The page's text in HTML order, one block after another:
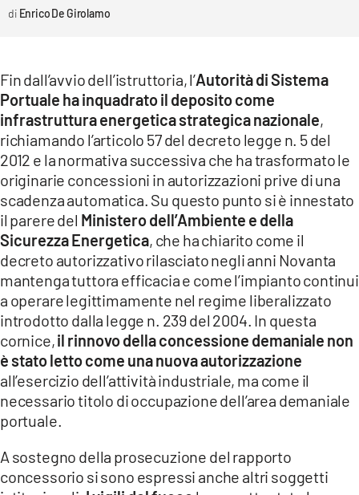
Enrico De Girolamo
Fin dall’avvio dell’istruttoria, l’Autorità di Sistema
Portuale ha inquadrato il deposito come
infrastruttura energetica strategica nazionale,
richiamando l’articolo 57 del decreto legge n. 5 del
2012 e la normativa successiva che ha trasformato le
originarie concessioni in autorizzazioni prive di una
scadenza automatica. Su questo punto si è innestato
il parere del Ministero dell’Ambiente e della
Sicurezza Energetica, che ha chiarito come il
decreto autorizzativo rilasciato negli anni Novanta
mantenga tuttora efficacia e come l’impianto continui
a operare legittimamente nel regime liberalizzato
introdotto dalla legge n. 239 del 2004. In questa
cornice,il rinnovo della concessione demaniale non
è stato letto come una nuova autorizzazione
all’esercizio dell’attività industriale, ma come il
necessario titolo di occupazione dell’area demaniale
portuale.
A sostegno della prosecuzione del rapporto
concessorio si sono espressi anche altri soggetti